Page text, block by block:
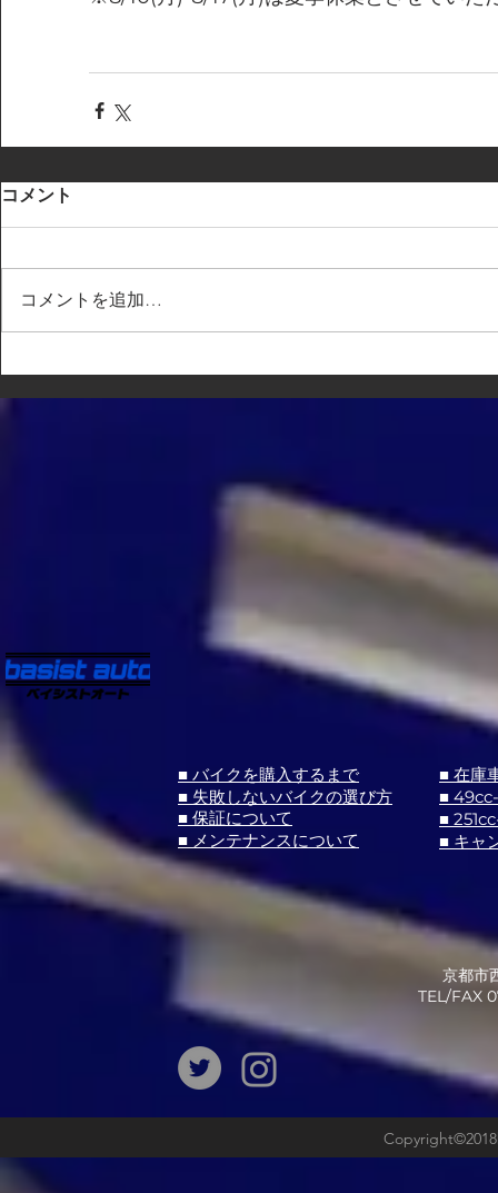
コメント
コメントを追加…
■ バイクを購入するまで
■ 失敗しないバイクの選び方
■ 保証について
■ メンテナンスについて
■ 在庫
■
■
■ キャ
京都市
​TEL/FAX